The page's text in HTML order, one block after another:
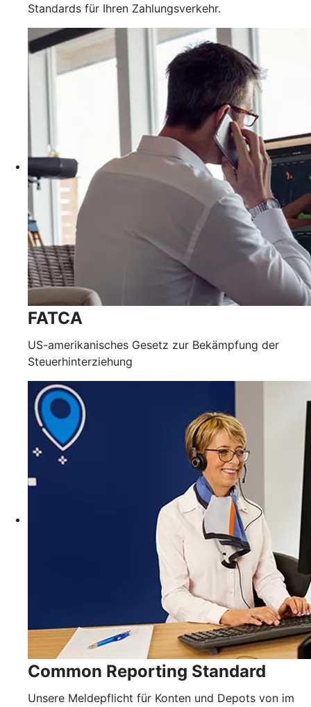
Standards für Ihren Zahlungsverkehr.
FATCA
US-amerikanisches Gesetz zur Bekämpfung der
Steuerhinterziehung
Common Reporting Standard
Unsere Meldepflicht für Konten und Depots von im